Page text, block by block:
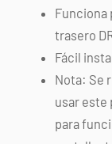
Funciona
trasero
Fácil
Nota: Se
usar este
para